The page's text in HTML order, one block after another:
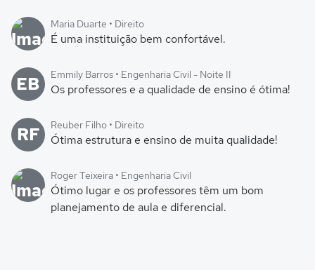
Maria Duarte • Direito
É uma instituição bem confortável.
EB Emmily Barros • Engenharia Civil - Noite II
Os professores e a qualidade de ensino é ótima!
RF Reuber Filho • Direito
Ótima estrutura e ensino de muita qualidade!
Roger Teixeira • Engenharia Civil
Ótimo lugar e os professores têm um bom
planejamento de aula e diferencial.